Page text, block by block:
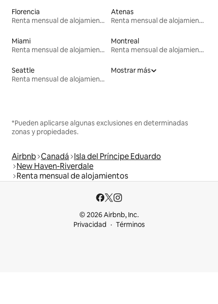
Florencia
Renta mensual de alojamientos
Atenas
Renta mensual de alojamientos
Miami
Renta mensual de alojamientos
Montreal
Renta mensual de alojamientos
Seattle
Renta mensual de alojamientos
Mostrar más
*Pueden aplicarse algunas exclusiones en determinadas
zonas y propiedades.
Airbnb Canadá Isla del Príncipe Eduardo
New Haven-Riverdale
Renta mensual de alojamientos
© 2026 Airbnb, Inc.
Privacidad
Términos